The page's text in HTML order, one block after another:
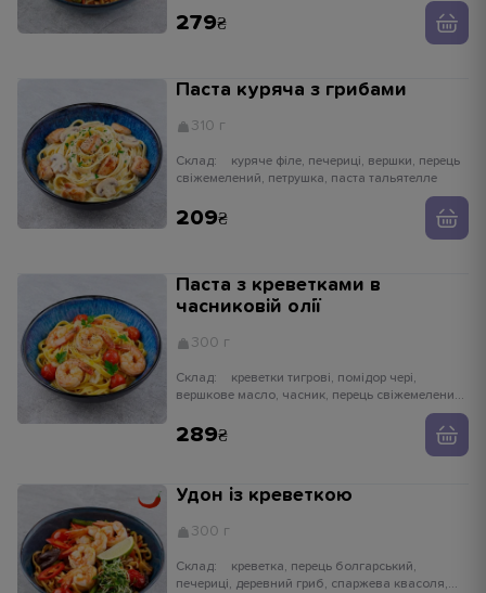
устричний соус, кунжут білий, рисова локшина
279
Паста куряча з грибами
310 г
Склад:
свіжемелений, петрушка, паста тальятелле
209
Паста з креветками в
часниковій олії
300 г
Склад:
вершкове масло, часник, перець свіжемелений,
289
Удон із креветкою
300 г
Склад:
печериці, деревний гриб, спаржева квасоля,